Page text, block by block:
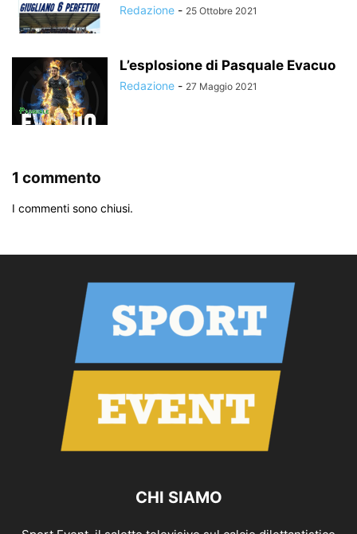
Redazione - 25 Ottobre 2021
L’esplosione di Pasquale Evacuo
Redazione - 27 Maggio 2021
1 commento
I commenti sono chiusi.
CHI SIAMO